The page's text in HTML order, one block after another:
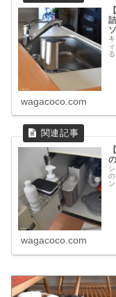
wagacoco.com
wagacoco.com